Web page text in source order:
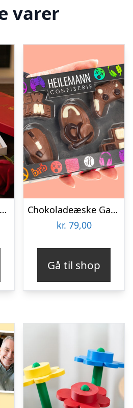
varer
Personligt Chokoladehjerte med eget foto
Chokoladeæske Gaming
kr. 79,00
Gå til shop